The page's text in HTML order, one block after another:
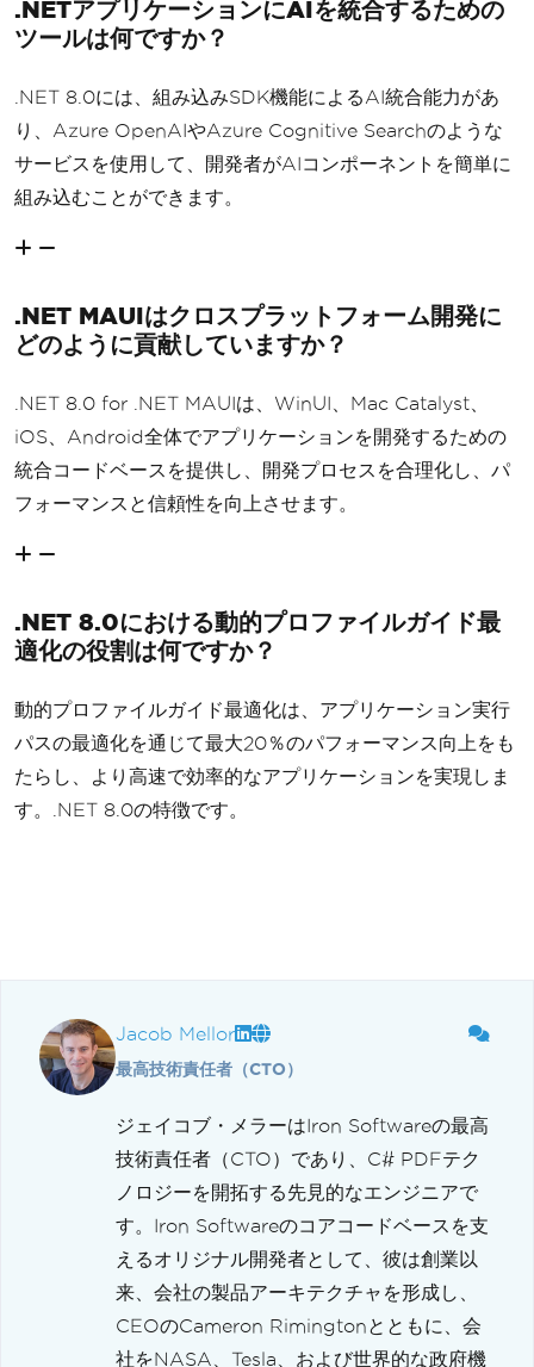
.NETアプリケーションにAIを統合するための
ツールは何ですか？
.NET 8.0には、組み込みSDK機能によるAI統合能力があ
り、Azure OpenAIやAzure Cognitive Searchのような
サービスを使用して、開発者がAIコンポーネントを簡単に
組み込むことができます。
.NET MAUIはクロスプラットフォーム開発に
どのように貢献していますか？
.NET 8.0 for .NET MAUIは、WinUI、Mac Catalyst、
iOS、Android全体でアプリケーションを開発するための
統合コードベースを提供し、開発プロセスを合理化し、パ
フォーマンスと信頼性を向上させます。
.NET 8.0における動的プロファイルガイド最
適化の役割は何ですか？
動的プロファイルガイド最適化は、アプリケーション実行
パスの最適化を通じて最大20％のパフォーマンス向上をも
たらし、より高速で効率的なアプリケーションを実現しま
す。.NET 8.0の特徴です。
Jacob Mellor
最高技術責任者（CTO）
ジェイコブ・メラーはIron Softwareの最高
技術責任者（CTO）であり、C# PDFテク
ノロジーを開拓する先見的なエンジニアで
す。Iron Softwareのコアコードベースを支
えるオリジナル開発者として、彼は創業以
来、会社の製品アーキテクチャを形成し、
CEOのCameron Rimingtonとともに、会
社をNASA、Tesla、および世界的な政府機